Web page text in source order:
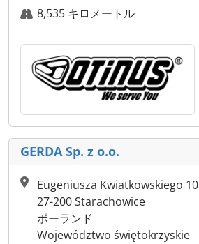
8,535 キロメートル
GERDA Sp. z o.o.
Eugeniusza Kwiatkowskiego 10
27-200 Starachowice
ポーランド
Województwo świętokrzyskie